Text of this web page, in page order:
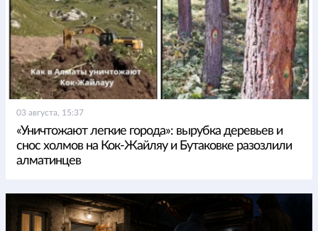
03 августа, 15:37
«Уничтожают легкие города»: вырубка деревьев и
снос холмов на Кок-Жайляу и Бутаковке разозлили
алматинцев